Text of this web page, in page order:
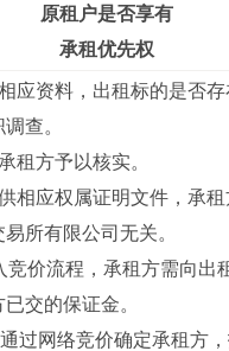
原租户是否享有
承租优先权
应资料，出租标的是否
查。
租方予以核实。
相应权属证明文件，承
所有限公司无关。
价流程，承租方需向出
交的保证金。
过网络竞价确定承租方